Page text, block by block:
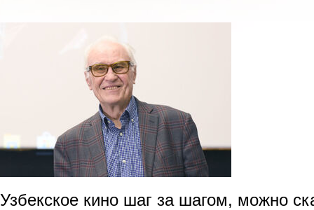
Узбекское кино шаг за шагом, можно